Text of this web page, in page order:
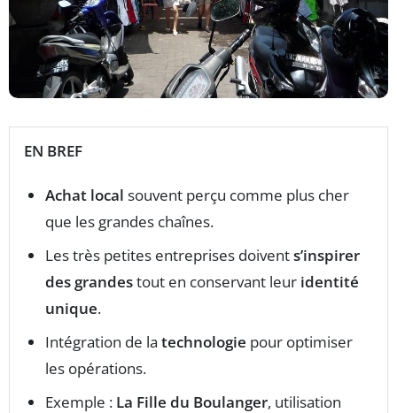
EN BREF
Achat local souvent perçu comme plus cher
que les grandes chaînes.
Les très petites entreprises doivents’inspirer
des grandestout en conservant leur identité
unique.
Intégration de la technologie pour optimiser
les opérations.
Exemple : La Fille du Boulanger, utilisation